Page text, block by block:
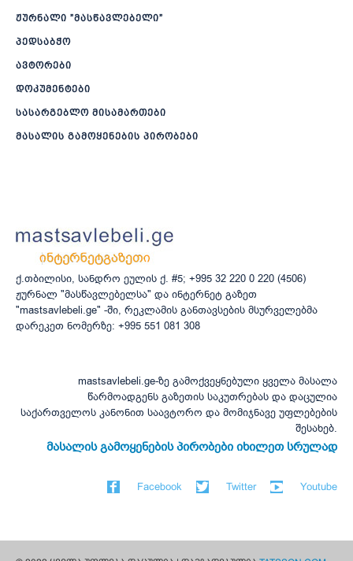
ჟურნალი ”მასწავლებელი”
პედსაბჭო
ავტორები
დოკუმენტები
სასარგებლო მისამართები
მასალის გამოყენების პირობები
ქ.თბილისი, სანდრო ეულის ქ. #5; +995 32 220 0 220 (4506)
ჟურნალ "მასწავლებელსა" და ინტერნეტ გაზეთ
"mastsavlebeli.ge" -ში, რეკლამის განთავსების მსურველებმა
დარეკეთ ნომერზე: +995 551 081 308
mastsavlebeli.ge-ზე გამოქვეყნებული ყველა მასალა
წარმოადგენს გაზეთის საკუთრებას და დაცულია
საქართველოს კანონით საავტორო და მომიჯნავე უფლებების
შესახებ.
მასალის გამოყენების პირობები იხილეთ სრულად
Facebook Twitter Youtube